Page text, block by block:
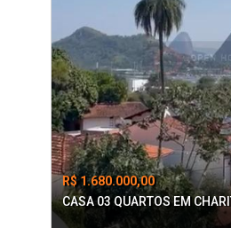
R$ 1.680.000,00
CASA 03 QUARTOS EM